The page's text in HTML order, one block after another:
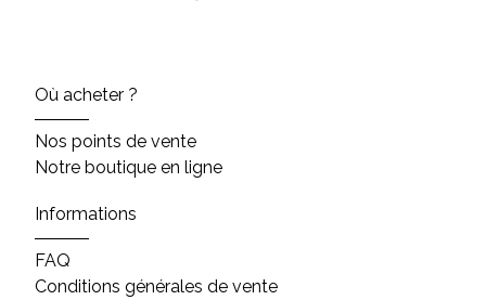
Où acheter ?
Nos points de vente
Notre boutique en ligne
Informations
FAQ
Conditions générales de vente